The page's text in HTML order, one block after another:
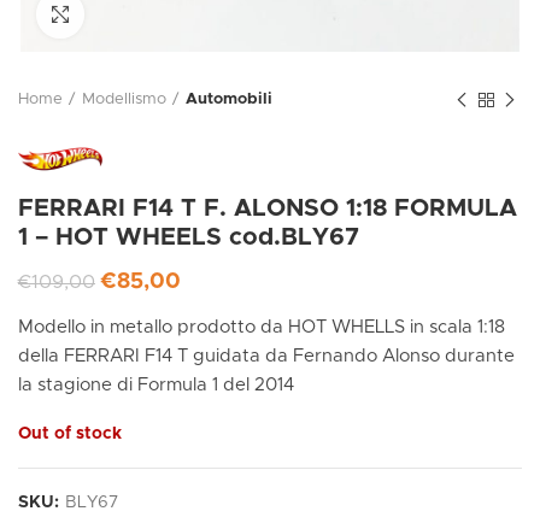
Home Modellismo Automobili
FERRARI F14 T F. ALONSO 1:18 FORMULA
1 – HOT WHEELS cod.BLY67
€109,00 €85,00
Modello in metallo prodotto da HOT WHELLS in scala 1:18
della FERRARI F14 T guidata da Fernando Alonso durante
la stagione di Formula 1 del 2014
Out of stock
SKU: BLY67